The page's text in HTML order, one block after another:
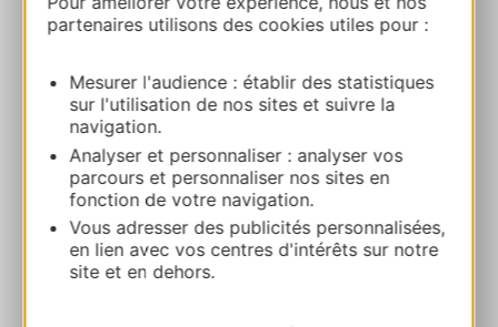
partenaires utilisons des cookies utiles pour :
Mesurer l'audience : établir des statistiques
sur l'utilisation de nos sites et suivre la
navigation.
Analyser et personnaliser : analyser vos
parcours et personnaliser nos sites en
fonction de votre navigation.
Vous adresser des publicités personnalisées,
en lien avec vos centres d'intérêts sur notre
site et en dehors.
Route & access
+33 4 68 82 23 26
Website
Facebook